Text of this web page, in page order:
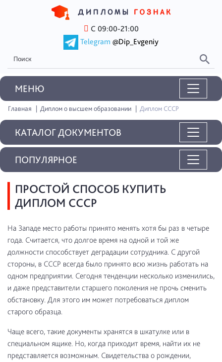
С 09:00-21:00
Telegram @Dip_Evgeniy
MEНЮ
Главная Диплом о высшем образовании Диплом СССР
КАТАЛОГ ДОКУМЕНТОВ
ПРОСТОЙ СПОСОБ КУПИТЬ
ДИПЛОМ СССР
На Западе место работы принято менять хотя бы раз в четыре
года. Считается, что долгое время на одной и той же
должности способствует деградации сотрудника. С другой
стороны, в СССР всегда было принято всю жизнь работать на
одном предприятии. Сегодня тенденции несколько изменились,
и даже представители старшего поколения не прочь сменить
обстановку. Для этого им может потребоваться диплом
старого образца.
Чаще всего, такие документы хранятся в шкатулке или в
специальном ящике. Но, когда приходит время, найти их не
представляется возможным. Свидетельства о рождении,
ПОПУЛЯРНОЕ